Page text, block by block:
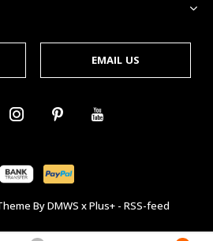
EMAIL US
ByDMWS xPlus+- RSS-feed